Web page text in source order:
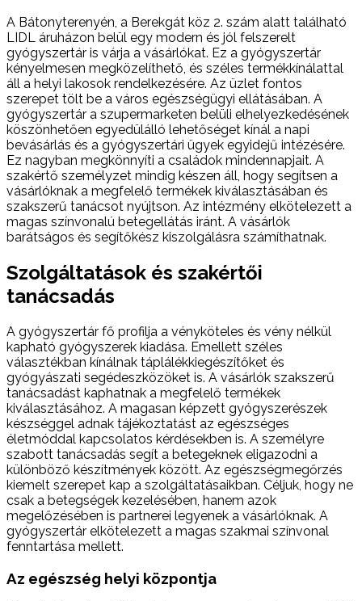
A Bátonyterenyén, a Berekgát köz 2. szám alatt található
LIDL áruházon belül egy modern és jól felszerelt
gyógyszertár is várja a vásárlókat. Ez a gyógyszertár
kényelmesen megközelíthető, és széles termékkínálattal
áll a helyi lakosok rendelkezésére. Az üzlet fontos
szerepet tölt be a város egészségügyi ellátásában. A
gyógyszertár a szupermarketen belüli elhelyezkedésének
köszönhetően egyedülálló lehetőséget kínál a napi
bevásárlás és a gyógyszertári ügyek egyidejű intézésére.
Ez nagyban megkönnyíti a családok mindennapjait. A
szakértő személyzet mindig készen áll, hogy segítsen a
vásárlóknak a megfelelő termékek kiválasztásában és
szakszerű tanácsot nyújtson. Az intézmény elkötelezett a
magas színvonalú betegellátás iránt. A vásárlók
barátságos és segítőkész kiszolgálásra számíthatnak.
Szolgáltatások és szakértői
tanácsadás
A gyógyszertár fő profilja a vényköteles és vény nélkül
kapható gyógyszerek kiadása. Emellett széles
választékban kínálnak táplálékkiegészítőket és
gyógyászati segédeszközöket is. A vásárlók szakszerű
tanácsadást kaphatnak a megfelelő termékek
kiválasztásához. A magasan képzett gyógyszerészek
készséggel adnak tájékoztatást az egészséges
életmóddal kapcsolatos kérdésekben is. A személyre
szabott tanácsadás segít a betegeknek eligazodni a
különböző készítmények között. Az egészségmegőrzés
kiemelt szerepet kap a szolgáltatásaikban. Céljuk, hogy ne
csak a betegségek kezelésében, hanem azok
megelőzésében is partnerei legyenek a vásárlóknak. A
gyógyszertár elkötelezett a magas szakmai színvonal
fenntartása mellett.
Az egészség helyi központja